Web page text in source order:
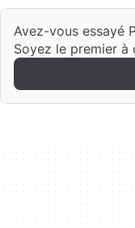
Avez-vous essayé
Soyez le premier à